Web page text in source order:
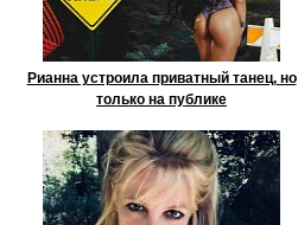
Рианна устроила приватный танец, но
только на публике